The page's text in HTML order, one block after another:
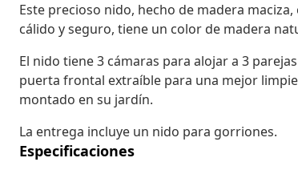
Este precioso nido, hecho de madera
cálido y seguro, tiene un color de madera
El nido tiene 3 cámaras para alojar a 3
puerta frontal extraíble para una mejor
montado en su jardín.
La entrega incluye un nido para gorriones.
Especificaciones